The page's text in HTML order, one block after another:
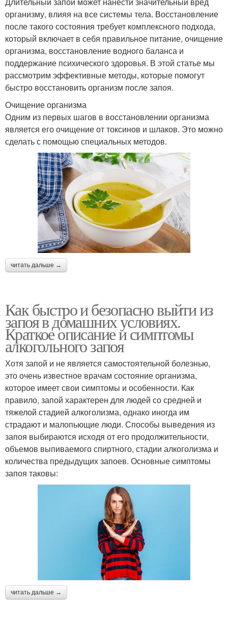
организму, влияя на все системы тела. Восстановление
после такого состояния требует комплексного подхода,
который включает в себя правильное питание, очищение
организма, восстановление водного баланса и
поддержание психического здоровья. В этой статье мы
рассмотрим эффективные методы, которые помогут
быстро восстановить организм после запоя.
Очищение организма
Одним из первых шагов в восстановлении организма
является его очищение от токсинов и шлаков. Это можно
сделать с помощью специальных методов.
читать дальше →
Как быстро и безопасно выйти из
запоя в домашних условиях.
Краткое описание и симптомы
алкогольного запоя
Хотя запой и не является самостоятельной болезнью,
это очень известное врачам состояние организма,
которое имеет свои симптомы и особенности. Как
правило, запой характерен для людей со средней и
тяжелой стадией алкоголизма, однако иногда им
страдают и малопьющие люди. Способы выведения из
запоя выбираются исходя от его продолжительности,
объемов выпиваемого спиртного, стадии алкоголизма и
количества предыдущих запоев. Основные симптомы
запоя таковы:
читать дальше →